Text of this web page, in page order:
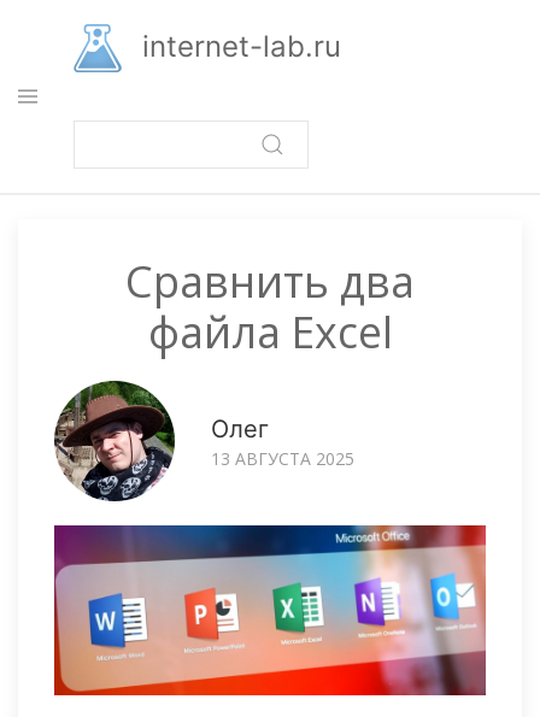
основному
содержанию
internet-lab.ru
Сравнить два
файла Excel
Олег
13 АВГУСТА 2025